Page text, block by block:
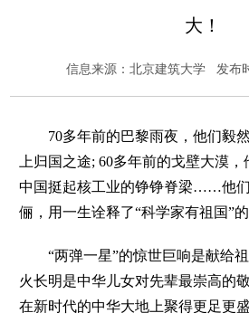
大！
信息来源： 北京建筑大学 发布
70多年前的巴黎雨夜，他们毅
上归国之途; 60多年前的戈壁大漠，
中国挺起核工业的铮铮脊梁……他
俪， 用一生诠释了“科学家有祖国”的
“两弹一星”的惊世巨响是献给
火长明是中华儿女对先辈最崇高的
在新时代的中华大地上聚得更足更盛